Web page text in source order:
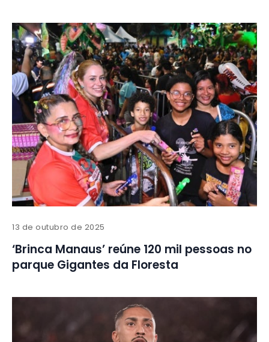
13 de outubro de 2025
‘Brinca Manaus’ reúne 120 mil pessoas no
parque Gigantes da Floresta